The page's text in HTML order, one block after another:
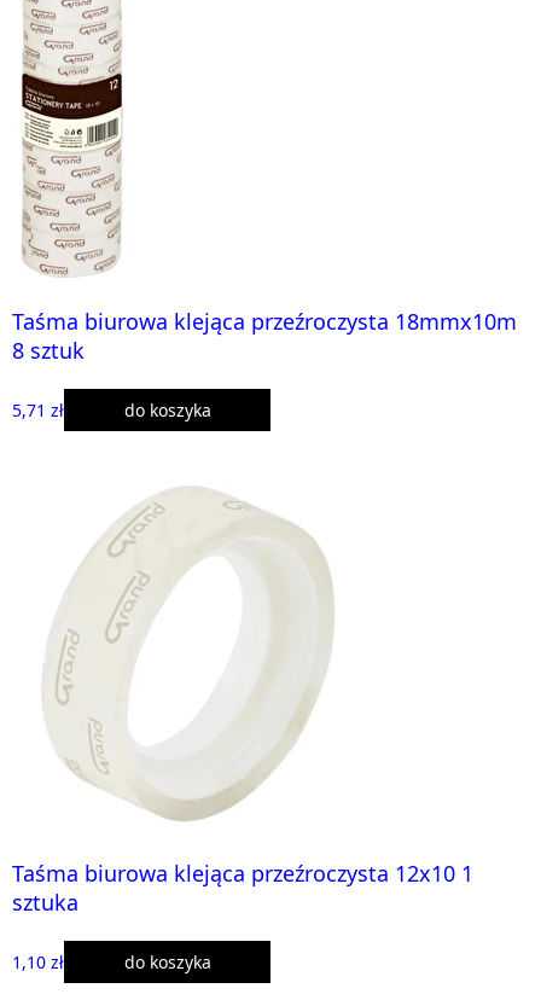
Taśma biurowa klejąca przeźroczysta 18mmx10m
8 sztuk
5,71 zł do koszyka
Taśma biurowa klejąca przeźroczysta 12x10 1
sztuka
1,10 zł do koszyka